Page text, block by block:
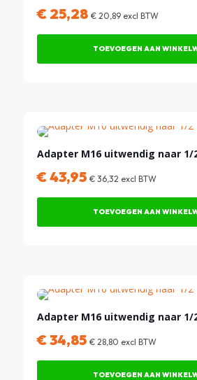
€ 25,28 € 20,89 excl BTW
TOEVOEGEN AAN
Adapter M16 uitwendig naar 1/
€43,95 € 36,32 excl BTW
TOEVOEGEN AAN
Adapter M16 uitwendig naar 1/
€34,85 € 28,80 excl BTW
TOEVOEGEN AAN